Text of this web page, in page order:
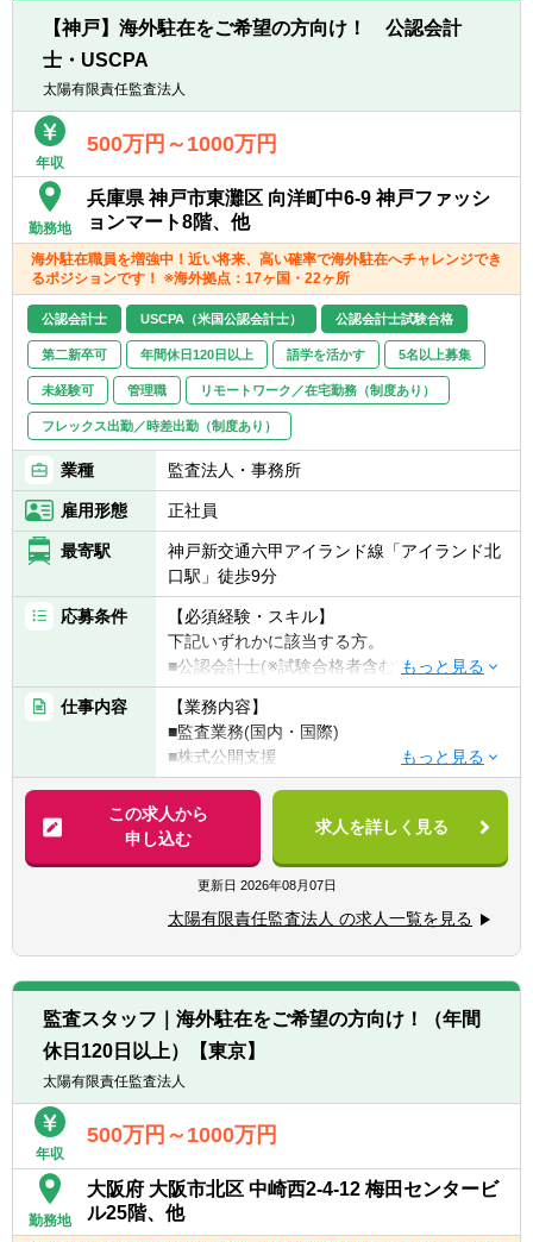
【神戸】海外駐在をご希望の方向け！ 公認会計
士・USCPA
太陽有限責任監査法人
年収
500万円～1000万円
勤務地
兵庫県 神戸市東灘区 向洋町中6-9 神戸ファッシ
ョンマート8階、他
海外駐在職員を増強中！近い将来、高い確率で海外駐在へチャレンジでき
るポジションです！ ※海外拠点：17ヶ国・22ヶ所
公認会計士 USCPA（米国公認会計士） 公認会計士試験合格
第二新卒可 年間休日120日以上 語学を活かす 5名以上募集
未経験可 管理職 リモートワーク／在宅勤務（制度あり）
フレックス出勤／時差出勤（制度あり）
業種 監査法人・事務所
雇用形態 正社員
最寄駅
神戸新交通六甲アイランド線「アイランド北
口駅」徒歩9分
応募条件
【必須経験・スキル】
下記いずれかに該当する方。
■公認会計士(※試験合格者含む)
■USCPA(※監査経験必須)
※前職のご経験を積極的に考慮いたします。
【海外駐在の条件について】
ご経験、英語力、ご年齢等で明確な条件は設
けておりません。
目安として、基礎的な監査スキルや
TOEIC700点程度でチャレンジ可能です。
仕事内容
【業務内容】
■監査業務(国内・国際)
■株式公開支援
■内部統制支援
■IFRS導入支援 等
※法人として海外駐在職員を増強していく方
針です。（欧米、アジア地域を中心に）
※ご入所後、1～2年程度は国内拠点にてご経
験を積んでいただきますが、近い将来、海外
へチャレンジできる可能性があります。
※駐在先にもよりますが、アドバイザリー業
務・税務業務の経験ができます。
【現在の海外駐在職員について／2022年3月
時点】
現在、約10名の方々が海外拠点へ駐在してお
ります。
この求人から
申し込む
求人を詳しく見る
更新日 2026年08月07日
太陽有限責任監査法人 の求人一覧を見る
監査スタッフ｜海外駐在をご希望の方向け！（年間
休日120日以上）【東京】
太陽有限責任監査法人
年収
500万円～1000万円
勤務地
大阪府 大阪市北区 中崎西2-4-12 梅田センタービ
ル25階、他